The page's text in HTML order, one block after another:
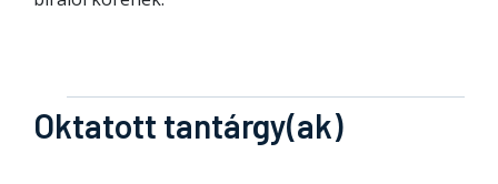
Oktatott tantárgy(ak)